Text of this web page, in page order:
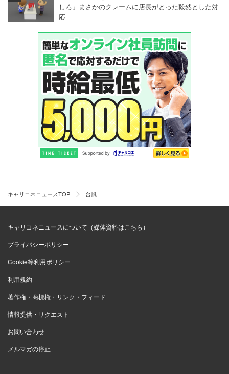
しろ」まさかのクレームに店長がとった毅然とした対
応
キャリコネニュースTOP 台風
キャリコネニュースについて（媒体資料はこちら）
プライバシーポリシー
Cookie等利用ポリシー
利用規約
著作権・商標権・リンク・フィード
情報提供・リクエスト
お問い合わせ
メルマガの停止